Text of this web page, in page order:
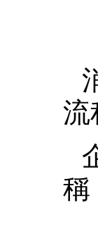
流
稱